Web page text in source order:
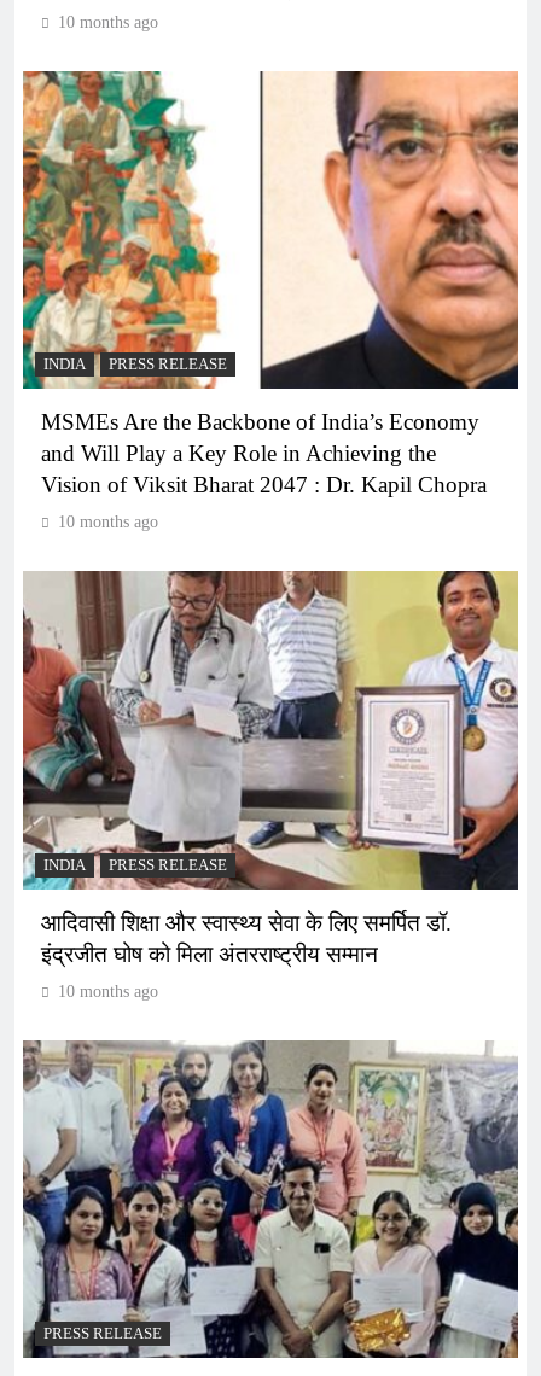
10 months ago
INDIA PRESS RELEASE
MSMEs Are the Backbone of India’s Economy
and Will Play a Key Role in Achieving the
Vision of Viksit Bharat 2047 : Dr. Kapil Chopra
10 months ago
INDIA PRESS RELEASE
आदिवासी शिक्षा और स्वास्थ्य सेवा के लिए समर्पित डॉ.
इंद्रजीत घोष को मिला अंतरराष्ट्रीय सम्मान
10 months ago
PRESS RELEASE